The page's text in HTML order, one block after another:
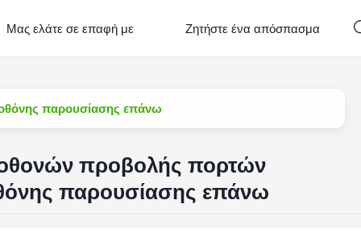
Μας ελάτε σε επαφή με Ζητήστε ένα απόσπασμα
παρουσίασης επάνω
προβολής πορτών
παρουσίασης επάνω